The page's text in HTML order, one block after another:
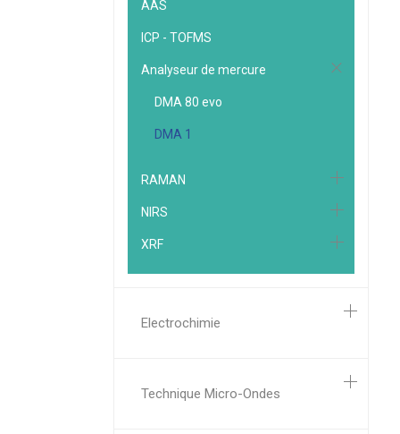
AAS
ICP - TOFMS
Analyseur de mercure
DMA 80 evo
DMA 1
RAMAN
NIRS
XRF
Electrochimie
Technique Micro-Ondes